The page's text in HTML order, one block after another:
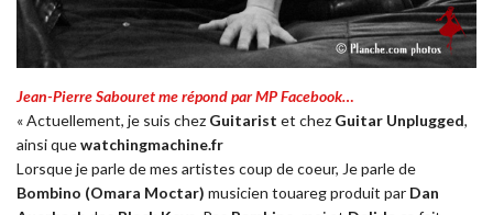
Jean-Pierre Sabouret me répond par MP Facebook…
« Actuellement, je suis chez Guitarist et chez Guitar Unplugged,
ainsi quewatchingmachine.fr
Lorsque je parle de mes artistes coup de coeur, Je parle de
Bombino (Omara Moctar) musicien touareg produit par Dan